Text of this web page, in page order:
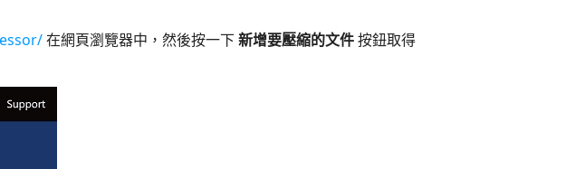
在網頁瀏覽器中，然後按一下新增要壓縮的文件按鈕取得